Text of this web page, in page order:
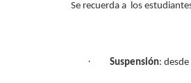
Se recuerda a los
· Suspensión: